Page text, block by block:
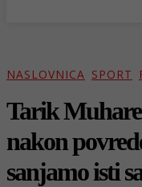
NASLOVNICA SPORT
Tarik
nakon
sanjamo isti